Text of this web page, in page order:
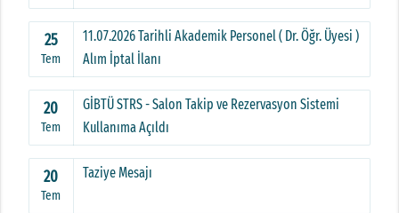
25
Tem
11.07.2026 Tarihli Akademik Personel ( Dr. Öğr. Üyesi )
Alım İptal İlanı
20
Tem
GİBTÜ STRS - Salon Takip ve Rezervasyon Sistemi
Kullanıma Açıldı
20
Tem
Taziye Mesajı